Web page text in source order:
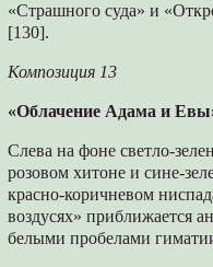
«Страшного суда» и
[130].
Композиция 13
«Облачение Адама и
Слева на фоне светло-
розовом хитоне и сине-
красно-коричневом
воздусях» приближается
белыми пробелами